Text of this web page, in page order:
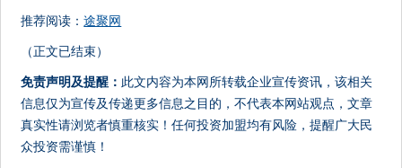
推荐阅读：途聚网
（正文已结束）
免责声明及提醒： 此文内容为本网所转载企业宣传资讯，该相关
信息仅为宣传及传递更多信息之目的，不代表本网站观点，文章
真实性请浏览者慎重核实！任何投资加盟均有风险，提醒广大民
众投资需谨慎！